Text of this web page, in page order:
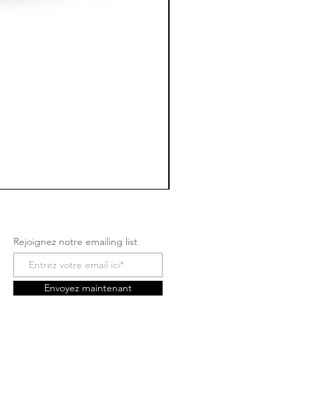
Rejoignez notre emailing list
Envoyez maintenant